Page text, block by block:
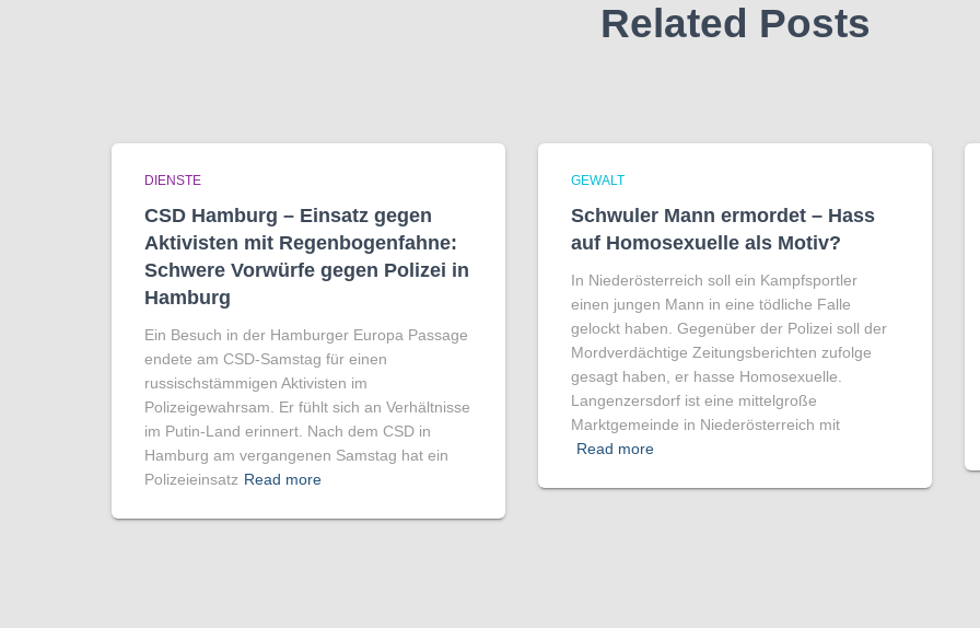
Related Posts
DIENSTE
CSD Hamburg – Einsatz gegen
Aktivisten mit Regenbogen­fahne:
Schwere Vorwürfe gegen Polizei in
Hamburg
Ein Besuch in der Hamburger Europa Passage
endete am CSD-Samstag für einen
russischstämmigen Aktivisten im
Polizeigewahrsam. Er fühlt sich an Verhältnisse
im Putin-Land erinnert. Nach dem CSD in
Hamburg am vergangenen Samstag hat ein
Polizeieinsatz Read more
GEWALT
Schwuler Mann ermordet – Hass
auf Homo­sexuelle als Motiv?
In Niederösterreich soll ein Kampfsportler
einen jungen Mann in eine tödliche Falle
gelockt haben. Gegenüber der Polizei soll der
Mordverdächtige Zeitungsberichten zufolge
gesagt haben, er hasse Homosexuelle.
Langenzersdorf ist eine mittelgroße
Marktgemeinde in Niederösterreich mit
Read more